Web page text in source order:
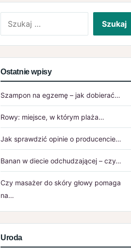
Ostatnie wpisy
Szampon na egzemę – jak dobierać…
Rowy: miejsce, w którym plaża…
Jak sprawdzić opinie o producencie…
Banan w diecie odchudzającej – czy…
Czy masażer do skóry głowy pomaga
na…
Uroda